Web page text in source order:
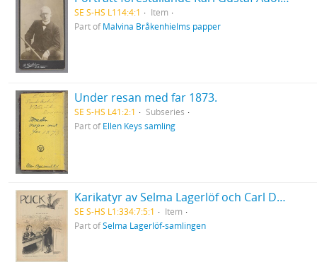
SE S-HS L114:4:1
Item
Part ofMalvina Bråkenhielms papper
Under resan med far 1873.
SE S-HS L41:2:1
Subseries
Part ofEllen Keys samling
Karikatyr av Selma Lagerlöf och Carl David af Wirsén
SE S-HS L1:334:7:5:1
Item
Part ofSelma Lagerlöf-samlingen